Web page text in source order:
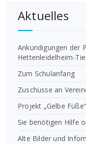
Aktuelles
Ankündigungen der
Hettenleidelheim-
Zum Schulanfang
Zuschüsse an
Projekt „Gelbe
Sie benötigen Hilfe
Alte Bilder und